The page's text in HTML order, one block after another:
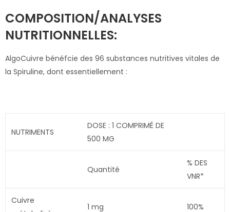
COMPOSITION/ANALYSES
NUTRITIONNELLES:
AlgoCuivre bénéfcie des 96 substances nutritives vitales de
la Spiruline, dont essentiellement :
NUTRIMENTS
DOSE : 1 COMPRIMÉ DE
500 MG
Quantité
% DES
VNR*
Cuivre
1 mg 100%